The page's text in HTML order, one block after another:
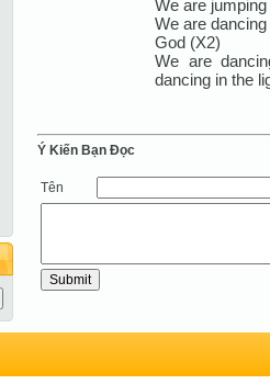
We are
We are
God (X2)
We are
dancing in the
Ý Kiến Bạn Ðọc
Tên